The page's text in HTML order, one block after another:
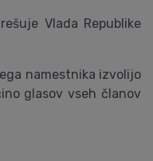
Vlada Republike
namestnika izvolijo
glasov vseh članov